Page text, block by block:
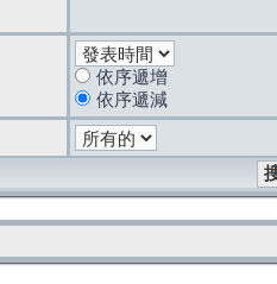
依序遞增
依序遞減